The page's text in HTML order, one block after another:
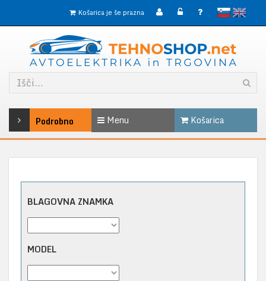
slovenskoEnglish
Košarica je še prazna
Podrobno Menu Košarica
BLAGOVNA ZNAMKA
MODEL